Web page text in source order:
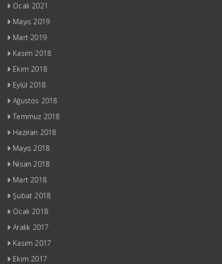
Ocak 2021
Mayıs 2019
Mart 2019
Kasım 2018
Ekim 2018
Eylül 2018
Ağustos 2018
Temmuz 2018
Haziran 2018
Mayıs 2018
Nisan 2018
Mart 2018
Şubat 2018
Ocak 2018
Aralık 2017
Kasım 2017
Ekim 2017